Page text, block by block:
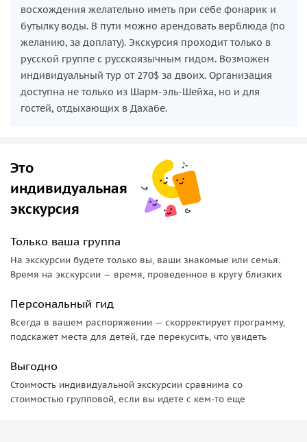
восхождения желательно иметь при себе фонарик и
бутылку воды. В пути можно арендовать верблюда (по
желанию, за доплату). Экскурсия проходит только в
русской группе с русскоязычным гидом. Возможен
индивидуальный тур от 270$ за двоих. Организация
доступна не только из Шарм-эль-Шейха, но и для
гостей, отдыхающих в Дахабе.
Это
индивидуальная
экскурсия
Только ваша группа
На экскурсии будете только вы, ваши знакомые или семья.
Время на экскурсии — время, проведенное в кругу близких
Персональный гид
Всегда в вашем распоряжении — скорректирует программу,
подскажет места для детей, где перекусить, что увидеть
Выгодно
Стоимость индивидуальной экскурсии сравнима со
стоимостью групповой, если вы идете с кем-то еще